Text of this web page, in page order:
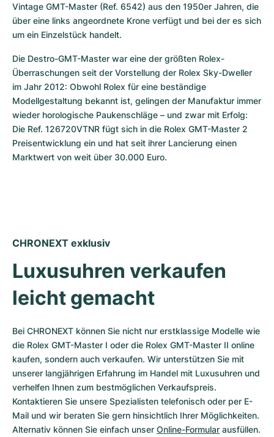
Vintage GMT-Master (Ref. 6542) aus den 1950er Jahren, die
über eine links angeordnete Krone verfügt und bei der es sich
um ein Einzelstück handelt.
Die Destro-GMT-Master war eine der größten Rolex-
Überraschungen seit der Vorstellung der Rolex Sky-Dweller
im Jahr 2012: Obwohl Rolex für eine beständige
Modellgestaltung bekannt ist, gelingen der Manufaktur immer
wieder horologische Paukenschläge – und zwar mit Erfolg:
Die Ref. 126720VTNR fügt sich in die Rolex GMT-Master 2
Preisentwicklung ein und hat seit ihrer Lancierung einen
Marktwert von weit über 30.000 Euro.
CHRONEXT exklusiv
Luxusuhren verkaufen
leicht gemacht
Bei CHRONEXT können Sie nicht nur erstklassige Modelle wie
die Rolex GMT-Master I oder die Rolex GMT-Master II online
kaufen, sondern auch verkaufen. Wir unterstützen Sie mit
unserer langjährigen Erfahrung im Handel mit Luxusuhren und
verhelfen Ihnen zum bestmöglichen Verkaufspreis.
Kontaktieren Sie unsere Spezialisten telefonisch oder per E-
Mail und wir beraten Sie gern hinsichtlich Ihrer Möglichkeiten.
Alternativ können Sie einfach unser Online-Formular ausfüllen.